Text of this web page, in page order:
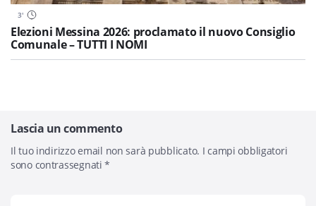
3'
Elezioni Messina 2026: proclamato il nuovo Consiglio
Comunale – TUTTI I NOMI
Lascia un commento
Il tuo indirizzo email non sarà pubblicato. I campi obbligatori
sono contrassegnati*